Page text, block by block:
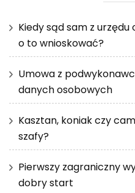
Kiedy sąd sam z
o to wnioskować?
Umowa z
danych osobowych
Kasztan, koniak czy
szafy?
Pierwszy zagraniczny
dobry start